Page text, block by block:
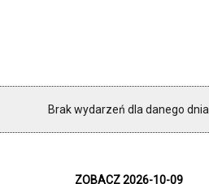
Brak wydarzeń dla danego dnia.
ZOBACZ 2026-10-09